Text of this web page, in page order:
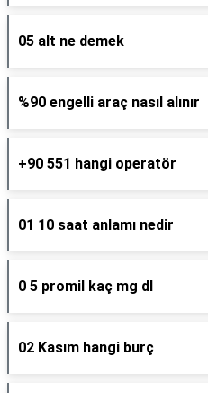
05 alt ne demek
%90 engelli araç nasıl alınır
+90 551 hangi operatör
01 10 saat anlamı nedir
0 5 promil kaç mg dl
02 Kasım hangi burç